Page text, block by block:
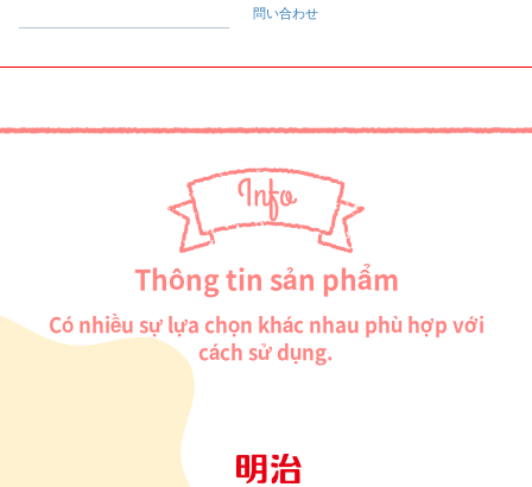
問い合わせ
Thông tin sản phẩm
Có nhiều sự lựa chọn khác nhau phù hợp với
cách sử dụng.